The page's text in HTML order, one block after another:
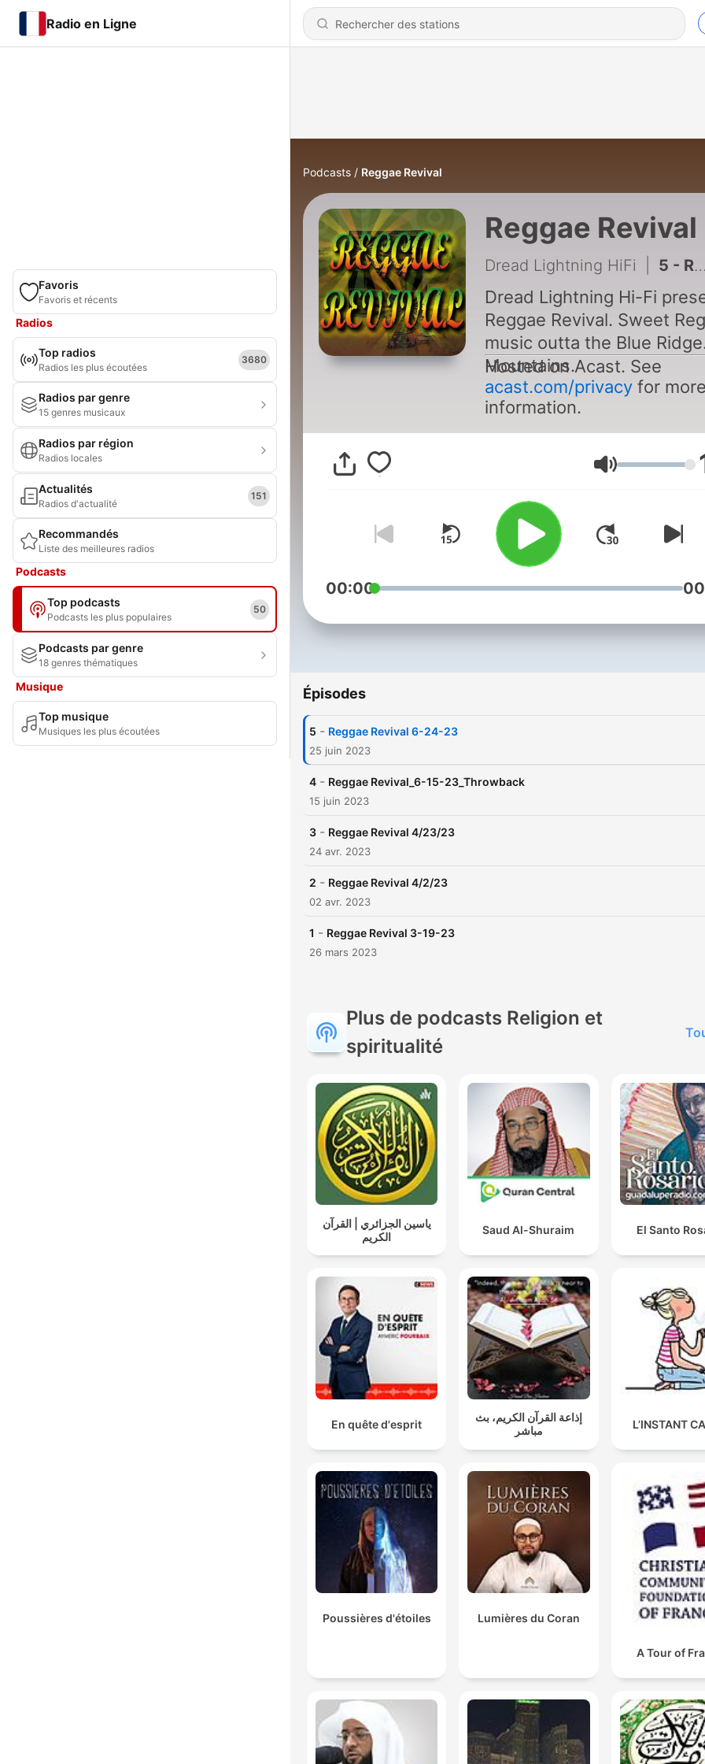
Radio en Ligne
Favoris
Favoris et récents
Radios
Top radios
Radios les plus écoutées
3680
Radios par genre
15 genres musicaux
Radios par région
Radios locales
Actualités
Radios d'actualité
151
Recommandés
Liste des meilleures radios
Podcasts
Top podcasts
Podcasts les plus populaires
50
Podcasts par genre
18 genres thématiques
Musique
Top musique
Musiques les plus écoutées
Podcasts Reggae Revival
Reggae Revival
Dread Lightning HiFi 5 - Reggae Revival 6-24-23
Dread Lightning Hi-Fi
Reggae Revival. Sweet
music outta the Blue Ridge
Mountains.
Hosted on Acast. See
acast.com/privacyfor
information.
Volume
00:00
Épisodes
5 - Reggae Revival 6-24-23
25 juin 2023
4 - Reggae Revival_6-15-23_Throwback
15 juin 2023
3 - Reggae Revival 4/23/23
24 avr. 2023
2 - Reggae Revival 4/2/23
02 avr. 2023
1 - Reggae Revival 3-19-23
26 mars 2023
Plus de podcasts Religion et
spiritualité
ياسين الجزائري | القرآن
الكريم
Saud Al-Shuraim El Santo
En quête d'esprit
إذاعة القرآن الكريم، بث
مباشر
L’INSTANT
Poussières d'étoiles Lumières du Coran
A Tour of